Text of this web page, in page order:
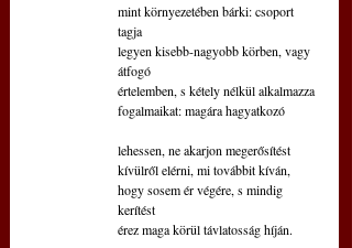
mint környezetében bárki: csoport
tagja
legyen kisebb-nagyobb körben, vagy
átfogó
értelemben, s kétely nélkül alkalmazza
fogalmaikat: magára hagyatkozó
lehessen, ne akarjon megerősítést
kívülről elérni, mi továbbit kíván,
hogy sosem ér végére, s mindig
kerítést
érez maga körül távlatosság híján.